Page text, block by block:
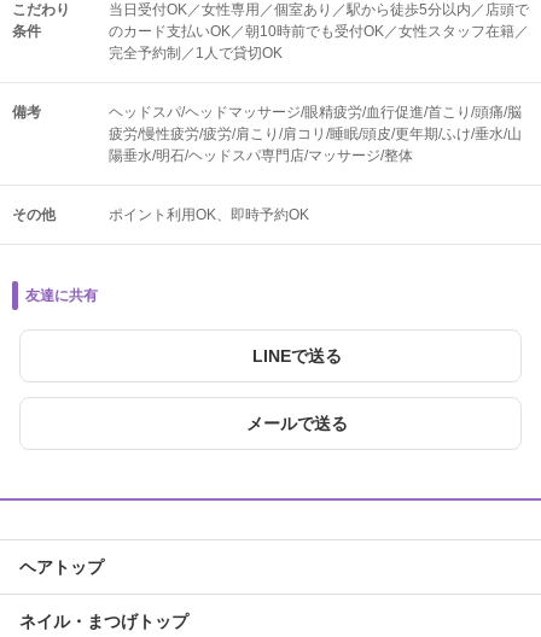
こだわり
条件
当日受付OK／女性専用／個室あり／駅から徒歩5分以内／店頭で
のカード支払いOK／朝10時前でも受付OK／女性スタッフ在籍／
完全予約制／1人で貸切OK
備考
ヘッドスパ/ヘッドマッサージ/眼精疲労/血行促進/首こり/頭痛/脳
疲労/慢性疲労/疲労/肩こり/肩コリ/睡眠/頭皮/更年期/ふけ/垂水/山
陽垂水/明石/ヘッドスパ専門店/マッサージ/整体
その他 ポイント利用OK 即時予約OK
友達に共有
LINEで送る
メールで送る
ヘアトップ
ネイル・まつげトップ